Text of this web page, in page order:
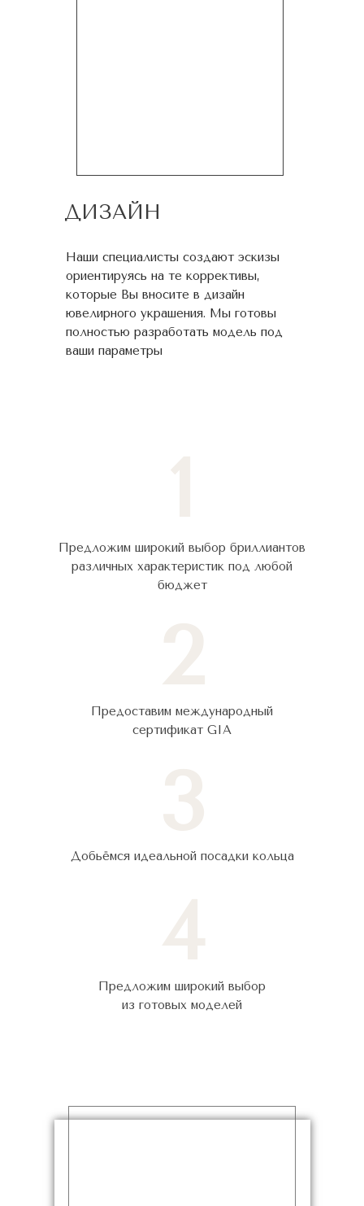
ДИЗАЙН
Наши специалисты создают эскизы
ориентируясь на те коррективы,
которые Вы вносите в дизайн
ювелирного украшения. Мы готовы
полностью разработать модель под
ваши параметры
Предложим широкий выбор бриллиантов
различных характеристик под любой
бюджет
Предоставим международный
сертификат GIA
Добьёмся идеальной посадки кольца
Предложим широкий выбор
из готовых моделей